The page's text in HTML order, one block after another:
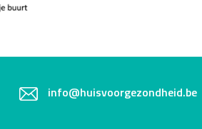
info@huisvoorgezondheid.be